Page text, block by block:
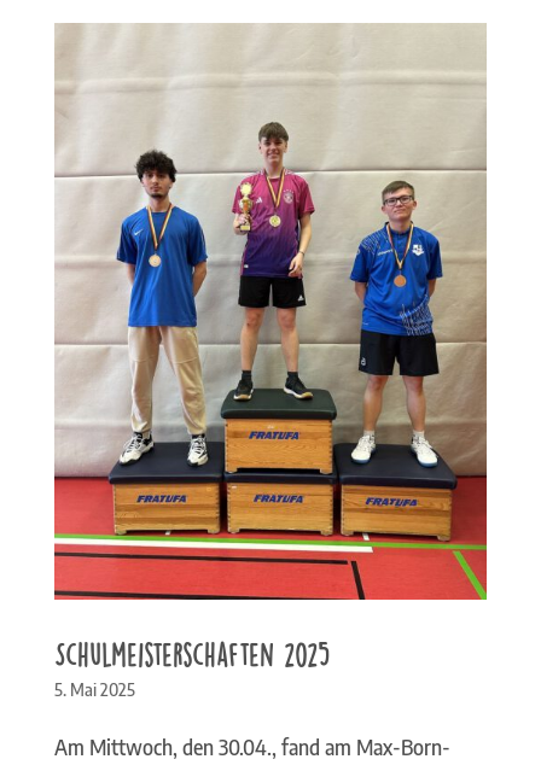
Schulmeisterschaften 2025
5. Mai 2025
Am Mittwoch, den 30.04., fand am Max-Born-